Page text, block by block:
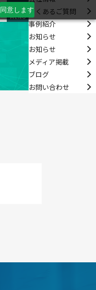
同意します
MENU
よくあるご質問
事例紹介
お知らせ
お知らせ
メディア掲載
ブログ
お問い合わせ